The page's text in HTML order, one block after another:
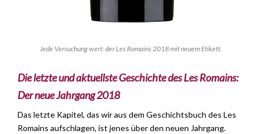
Jede Versuchung wert: der Les Romains 2018 mit neuem Etikett.
Die letzte und aktuellste Geschichte des Les Romains:
Der neue Jahrgang 2018
Das letzte Kapitel, das wir aus dem Geschichtsbuch des Les
Romains aufschlagen, ist jenes über den neuen Jahrgang.